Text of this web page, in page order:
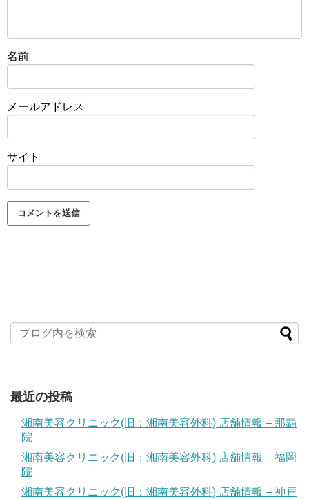
名前
メールアドレス
サイト
最近の投稿
湘南美容クリニック(旧：湘南美容外科) 店舗情報 – 那覇
院
湘南美容クリニック(旧：湘南美容外科) 店舗情報 – 福岡
院
湘南美容クリニック(旧：湘南美容外科) 店舗情報 – 神戸